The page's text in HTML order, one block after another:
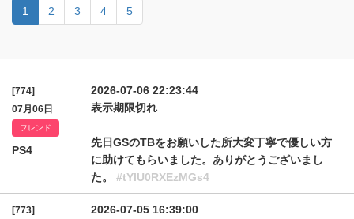
1 2 3 4 5
[774]
07月06日
フレンド
PS4
2026-07-06 22:23:44
表示期限切れ
先日GSのTBをお願いした所大変丁寧で優しい方
に助けてもらいました。ありがとうございまし
た。 #tYlU0RXEzMGs4
[773]
2026-07-05 16:39:00